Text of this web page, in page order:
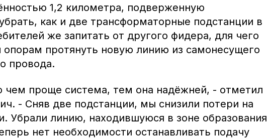
1,2 километра, подверженную
как и две трансформаторные подстанции в
же запитать от другого фидера, для чего
протянуть новую линию из самонесущего
провода.
чем проще система, тем она надёжней, - отметил
- Сняв две подстанции, мы снизили потери на
Убрали линию, находившуюся в зоне образования
нет необходимости останавливать подачу